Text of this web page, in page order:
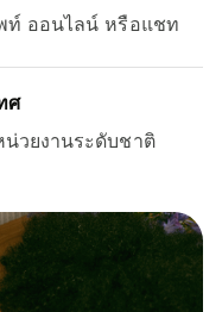
ท์ ออนไลน์ หรือแชท
ศ
น่วยงานระดับชาติ